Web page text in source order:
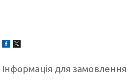
Інформація для замовлення